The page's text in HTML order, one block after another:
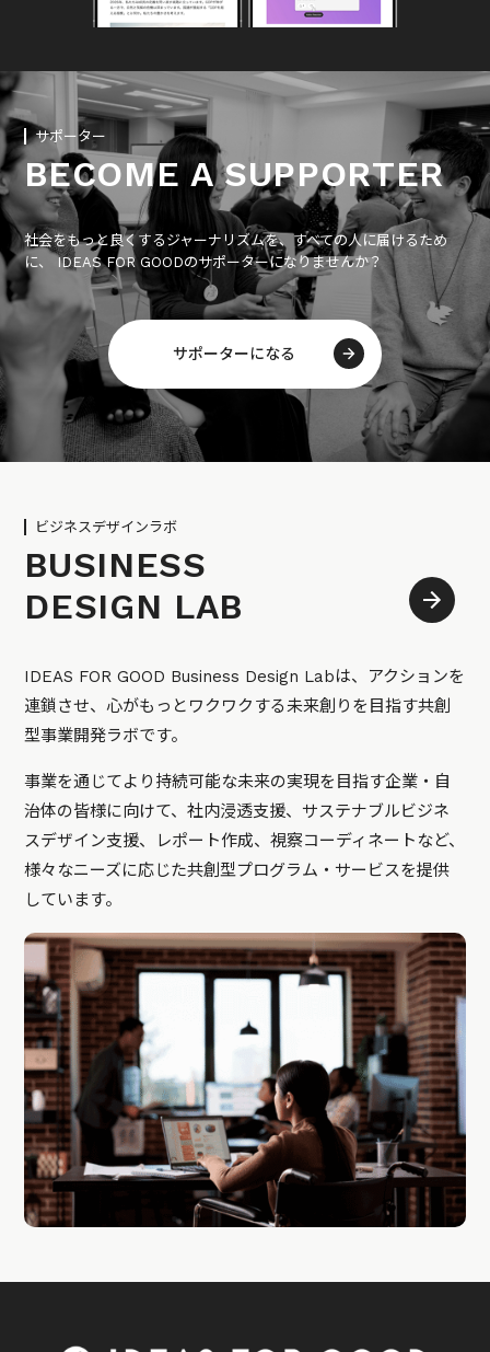
サポーター
BECOME A SUPPORTER
社会をもっと良くするジャーナリズムを、すべての人に届けるため
に、 IDEAS FOR GOODのサポーターになりませんか？
サポーターになる
ビジネスデザインラボ
BUSINESS
DESIGN LAB
IDEAS FOR GOOD Business Design Labは、アクションを
連鎖させ、心がもっとワクワクする未来創りを目指す共創
型事業開発ラボです。
事業を通じてより持続可能な未来の実現を目指す企業・自
治体の皆様に向けて、社内浸透支援、サステナブルビジネ
スデザイン支援、レポート作成、視察コーディネートなど、
様々なニーズに応じた共創型プログラム・サービスを提供
しています。